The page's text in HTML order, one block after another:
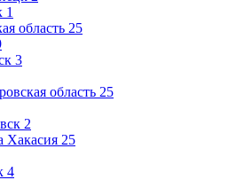
1
область 25
3
область 25
2
Хакасия 25
4